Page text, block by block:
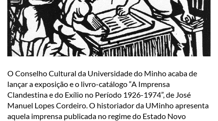
O Conselho Cultural da Universidade do Minho acaba de
lançar a exposição e o livro-catálogo “A Imprensa
Clandestina e do Exílio no Período 1926-1974”, de José
Manuel Lopes Cordeiro. O historiador da UMinho apresenta
aquela imprensa publicada no regime do Estado Novo